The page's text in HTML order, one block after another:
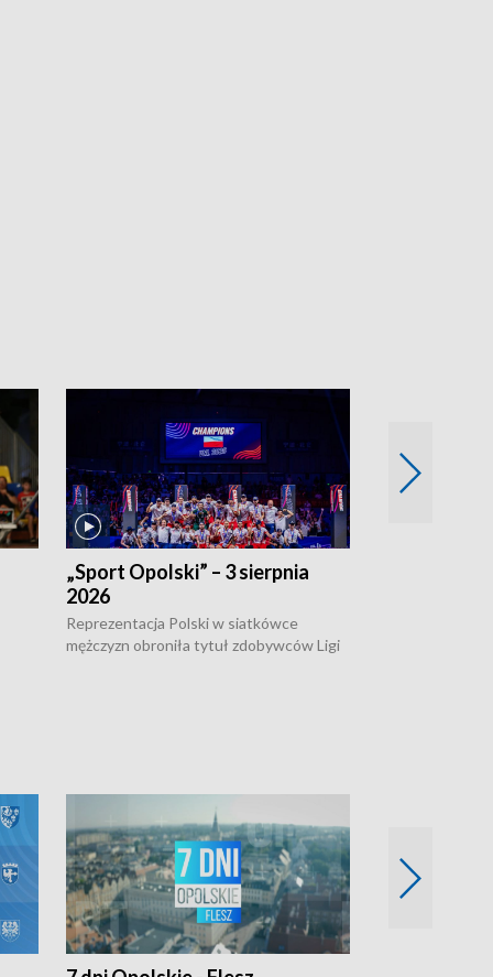
„Sport Opolski” – 3 sierpnia
2026
Reprezentacja Polski w siatkówce
mężczyzn obroniła tytuł zdobywców Ligi